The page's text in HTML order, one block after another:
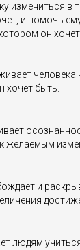
измениться в
и помочь
он хочет
человека
хочет быть.
желаемым
и
людям